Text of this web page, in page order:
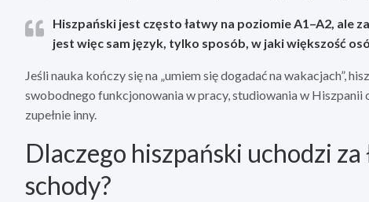
Hiszpański jest często łatwy na poziomie A1–A2, ale
jest więc sam język, tylko sposób, w jaki większość
Jeśli nauka kończy się na „umiem się dogadać na wakacjach”,
swobodnego funkcjonowania w pracy, studiowania w Hiszpanii
zupełnie inny.
Dlaczego hiszpański uchodzi
schody?